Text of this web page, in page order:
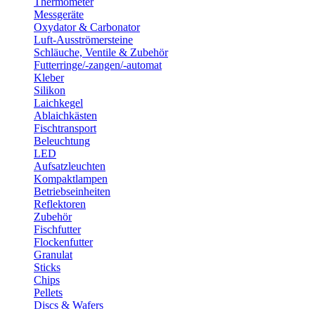
Messgeräte
Oxydator & Carbonator
Luft-Ausströmersteine
Schläuche, Ventile & Zubehör
Futterringe/-zangen/-automat
Kleber
Silikon
Laichkegel
Ablaichkästen
Fischtransport
Beleuchtung
LED
Aufsatzleuchten
Kompaktlampen
Betriebseinheiten
Reflektoren
Zubehör
Fischfutter
Flockenfutter
Granulat
Sticks
Chips
Pellets
Discs & Wafers